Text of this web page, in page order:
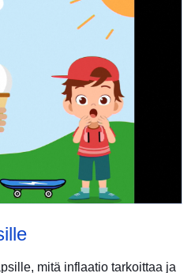
mitä inflaatio tarkoittaa ja